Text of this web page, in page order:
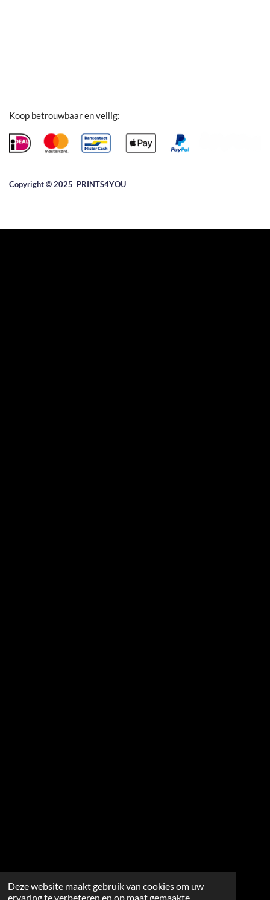
Deze website maakt gebruik van cookies om uw
ervaring te verbeteren en op maat gemaakte
Koop betrouwbaar en veilig:
Copyright © 2025 ​PRINTS4YOU